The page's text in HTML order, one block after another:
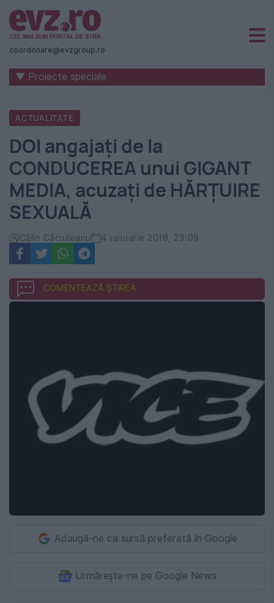
Știri
naționale
internaționale
România
-
Evenimentul
Zilei
coordonare@evzgroup.ro
▼ Proiecte speciale
ACTUALITATE
DOI angajați de la
CONDUCEREA unui GIGANT
MEDIA, acuzați de HĂRȚUIRE
SEXUALĂ
Călin Căciuleanu 4 ianuarie 2018, 23:09
COMENTEAZĂ ȘTIREA
Adaugă-ne ca sursă preferată în Google
Urmărește-ne pe Google News